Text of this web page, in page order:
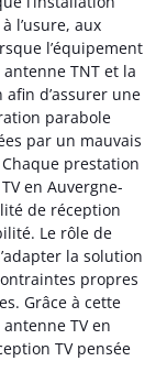
l’usure, aux
l’équipement
TNT et la
afin d’assurer une
parabole
par un mauvais
prestation
en Auvergne-
de réception
Le rôle de
la solution
propres
Grâce à cette
TV en
TV pensée